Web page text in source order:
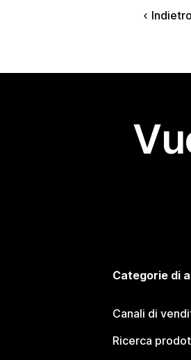
Indietro
Categorie di
Canali di
Ricerca